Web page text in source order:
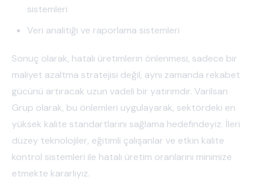
sistemleri
Veri analitiği ve raporlama sistemleri
Sonuç olarak, hatalı üretimlerin önlenmesi, sadece bir
maliyet azaltma stratejisi değil, aynı zamanda rekabet
gücünü artıracak uzun vadeli bir yatırımdır. Varilsan
Grup olarak, bu önlemleri uygulayarak, sektördeki en
yüksek kalite standartlarını sağlama hedefindeyiz. İleri
düzey teknolojiler, eğitimli çalışanlar ve etkin kalite
kontrol sistemleri ile hatalı üretim oranlarını minimize
etmekte kararlıyız.